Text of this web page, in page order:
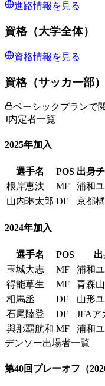
進路情報を見る
資格（大学全体）
資格情報を見る
資格（サッカー部）
ベーシックプランで
J内定者一覧
2025年加入
選手名 POS 出身
根岸恵汰
MF 浦和
山内琳太郎 DF 京都
2024年加入
選手名 POS
玉城大志
MF 浦和
得能草生
MF 青森
相馬丞
DF 山形
石尾陸登
DF JFAア
與那覇航和 MF 浦和
デンソー出場者一覧
第40回プレーオフ （